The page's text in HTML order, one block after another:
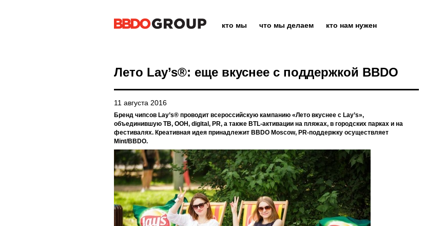
кто мы что мы делаем кто нам нужен
Лето Lay’s®: еще вкуснее с поддержкой BBDO
11 августа 2016
Бренд чипсов Lay’s® проводит всероссийскую кампанию «Лето вкуснее с Lay’s»,
объединившую ТВ, OOH, digital, PR, а также BTL-активации на пляжах, в городских парках и на
фестивалях. Креативная идея принадлежит BBDO Moscow, PR-поддержку осуществляет
Mint/BBDO.